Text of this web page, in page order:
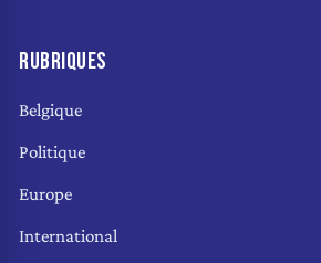
RUBRIQUES
Belgique
Politique
Europe
International